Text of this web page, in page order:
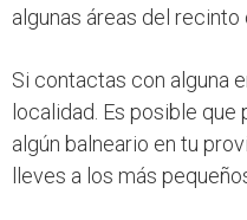
algunas áreas del
Si contactas con alguna
localidad. Es posible
algún balneario en tu
lleves a los más